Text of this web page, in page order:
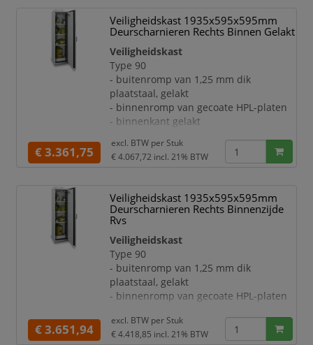
deurblokkering
- deuraanslag links
thermomechanica
Uitrusting:
- opvanglegbord, draagvermogen 75 kg
- legborden per 64 mm in hoogte
verstelbaar
- ontluchting via een centraal
ontluchtingssysteem in de achterwa
Veiligheidskast 1935x595x595mm
Deurscharnieren Rechts Binnen Gelakt
Veiligheidskast
Type 90
- buitenromp van 1,25 mm dik
plaatstaal, gelakt
- binnenromp van gecoate HPL-platen
- binnenkant gelakt
- afsluitbaar met cilinderslot
- met geïntegreerde,
deurblokkering
- deuraanslag rechts
- sluit bij brand automatisch dankzij
thermomechanica
Uitrusting:
- opvanglegbord, draagvermogen 75 kg
- legborden per 64 mm in hoogte
verstelbaar
- ontluchting via een centraal
ontluchtingssysteem in de achterwan
€ 3.361,75
excl. BTW per Stuk
€ 4.067,72 incl. 21% BTW
Veiligheidskast 1935x595x595mm
Deurscharnieren Rechts Binnenzijde
Rvs
Veiligheidskast
Type 90
- buitenromp van 1,25 mm dik
plaatstaal, gelakt
- binnenromp van gecoate HPL-platen
Deuren:
- afsluitbaar met cilinderslot
€ 3.651,94
excl. BTW per Stuk
€ 4.418,85 incl. 21% BTW